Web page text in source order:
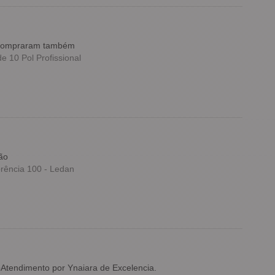
também
10 Pol Profissional
100 - Ledan
por Ynaiara de Excelencia.